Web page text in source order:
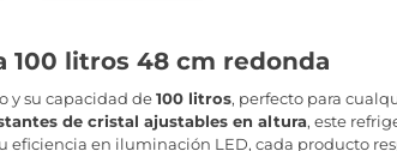
100 litros 48 cm redonda
y su capacidad de100 litros, perfecto para
de cristal ajustables en altura, este
eficiencia en iluminación LED, cada producto